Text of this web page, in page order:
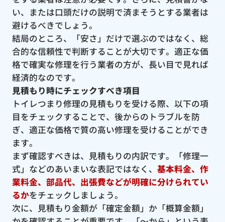
い、または口頭だけの説明で済まそうとする業者は
避けるべきでしょう。
結局のところ、「安さ」だけで選ぶのではなく、総
合的な信頼性で判断することが大切です。適正な価
格で確実な修理を行う業者の方が、長い目で見れば
経済的なのです。
見積もり時にチェックすべき項目
トイレつまり修理の見積もりを受ける際、以下の項
目をチェックすることで、後からのトラブルを防
ぎ、適正な価格で質の高い修理を受けることができ
ます。
まず確認すべきは、見積もりの内訳です。「修理一
式」などのあいまいな表記ではなく、 基本料金、作
業料金、部品代、出張費などが明確に分けられてい
るかをチェックしましょう。
次に、見積もり金額が「確定金額」か「概算金額」